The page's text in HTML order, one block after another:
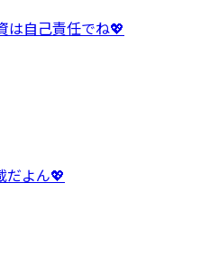
は自己責任でね💖
だよん💖